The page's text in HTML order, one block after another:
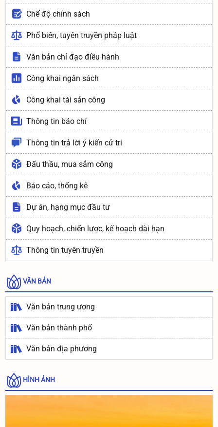
Chế độ chính sách
Phổ biến, tuyên truyền pháp luật
Văn bản chỉ đạo điều hành
Công khai ngân sách
Công khai tài sản công
Thông tin báo chí
Thông tin trả lời ý kiến cử tri
Đấu thầu, mua sắm công
Báo cáo, thống kê
Dự án, hạng mục đầu tư
Quy hoạch, chiến lược, kế hoạch dài hạn
Thông tin tuyên truyền
VĂN BẢN
Văn bản trung ương
Văn bản thành phố
Văn bản địa phương
HÌNH ẢNH